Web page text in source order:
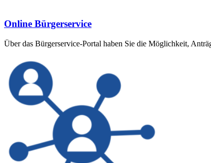
Online Bürgerservice
Über das Bürgerservice-Portal haben Sie die Möglichkeit,